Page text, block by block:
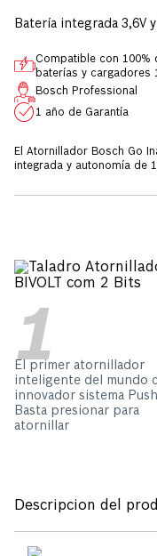
Batería integrada 3,6V
Compatible con 100%
baterías y cargadores
Bosch Professional
1 año de Garantía
El Atornillador Bosch Go
integrada y autonomía de
Sistema Push&Go, basta
celular!
El primer atornillador
inteligente del mundo
innovador sistema
Basta presionar para
atornillar
Descripcion del